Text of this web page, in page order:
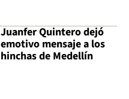
Juanfer Quintero dejó
emotivo mensaje a los
hinchas de Medellín